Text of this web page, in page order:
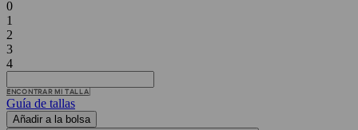
0
1
2
3
4
ENCONTRAR MI TALLA
Guía de tallas
Añadir a la bolsa